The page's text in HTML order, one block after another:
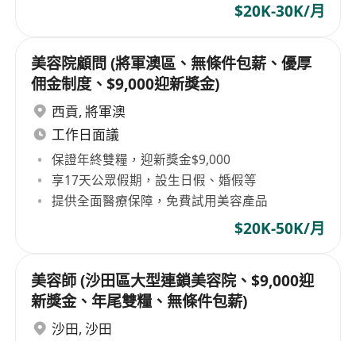
$20K-30K/月
美容院顧問 (將軍澳區、無條件包薪、優厚
佣金制度、$9,000迎新獎金)
西貢, 將軍澳
工作日面議
保證年終雙糧，迎新獎金$9,000
享17天公眾假期，設生日假、婚假等
提供全面醫療保障，免費試用美容產品
$20K-50K/月
美容師 (沙田區大型連鎖美容院、$9,000迎
新獎金、年尾雙糧、無條件包薪)
沙田, 沙田